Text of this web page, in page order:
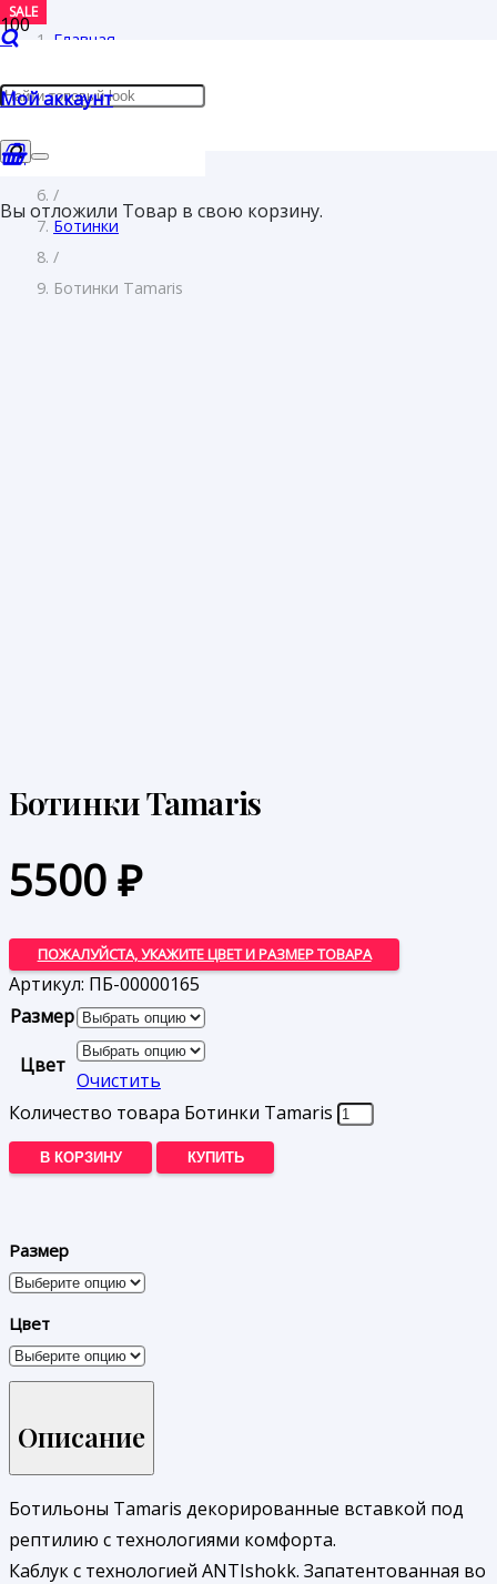
Мой аккаунт
Вы отложили Товар в свою корзину.
Главная
Женщинам
/
Ботинки
/
Ботинки Tamaris
Ботинки Tamaris
5500₽
ПОЖАЛУЙСТА, УКАЖИТЕ ЦВЕТ И РАЗМЕР ТОВАРА
Артикул: ПБ-00000165
Размер
Цвет
Очистить
Количество товара Ботинки Tamaris
В КОРЗИНУ КУПИТЬ
Размер
Цвет
Описание
Ботильоны Tamaris декорированные вставкой под
рептилию с технологиями комфорта.
Каблук с технологией ANTIshokk. Запатентованная во
SALE
SALE
SALE